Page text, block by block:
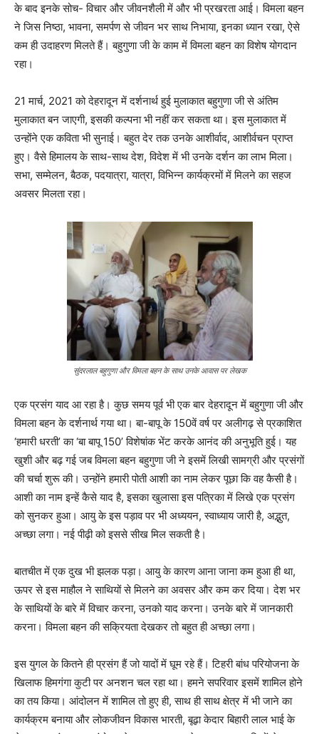
के बाद इनके सोच- विचार और जीवनशैली में और भी प्रखरता आई। विमला बहन
ने जिस निष्ठा, भावना, समर्पण से जीवन भर साथ निभाया, इनका ध्यान रखा, ऐसे
कम ही उदाहरण मिलते हैं। बहुगुणा जी के काम में विमला बहन का विशेष योगदान
रहा।
21 मार्च, 2021 को देहरादून में दर्शनार्थ हुई मुलाकात बहुगुणा जी से अंतिम
मुलाकात बन जाएगी, इसकी कल्पना भी नहीं कर सकता था। इस मुलाकात में
उन्होंने एक कविता भी सुनाई। बहुत देर तक उनके आशीर्वाद, आशीर्वचन प्राप्त
हुए। वैसे हिमालय के साथ-साथ देश, विदेश में भी उनके दर्शन का लाभ मिला।
सभा, सम्मेलन, बैठक, पदयात्रा, यात्रा, विभिन्न कार्यक्रमों में मिलने का सहज
अवसर मिलता रहा।
सुंदरलाल बहुगुणा और विमला बहन के साथ उनके आवास पर लेखक
एक प्रसंग याद आ रहा है। कुछ समय पूर्व भी एक बार देहरादून में बहुगुणा जी और
विमला बहन के दर्शनार्थ गया था। बा-बापू के 150वें वर्ष पर अलीगढ़ से प्रकाशित
‘हमारी धरती’ का ‘बा बापू 150’ विशेषांक भेंट करके आनंद की अनुभूति हुई। यह
खुशी और बढ़ गई जब विमला बहन बहुगुणा जी ने इसमें लिखी सामग्री और प्रसंगों
की चर्चा शुरू की। उन्होंने हमारी पोती आशी का नाम लेकर पूछा कि वह कैसी है।
आशी का नाम इन्हें कैसे याद है, इसका खुलासा इस पत्रिका में लिखे एक प्रसंग
को सुनकर हुआ। आयु के इस पड़ाव पर भी अध्ययन, स्वाध्याय जारी है, अद्भुत,
अच्छा लगा। नई पीढ़ी को इससे सीख मिल सकती है।
बातचीत में एक दुख भी झलक पड़ा। आयु के कारण आना जाना कम हुआ ही था,
ऊपर से इस माहौल ने साथियों से मिलने का अवसर और कम कर दिया। देश भर
के साथियों के बारे में विचार करना, उनको याद करना। उनके बारे में जानकारी
करना। विमला बहन की सक्रियता देखकर तो बहुत ही अच्छा लगा।
इस युगल के कितने ही प्रसंग हैं जो यादों में घूम रहे हैं। टिहरी बांध परियोजना के
खिलाफ हिमगंगा कुटी पर अनशन चल रहा था। हमने सपरिवार इसमें शामिल होने
का तय किया। आंदोलन में शामिल तो हुए ही, साथ ही साथ क्षेत्र में भी जाने का
कार्यक्रम बनाया और लोकजीवन विकास भारती, बूढ़ा केदार बिहारी लाल भाई के